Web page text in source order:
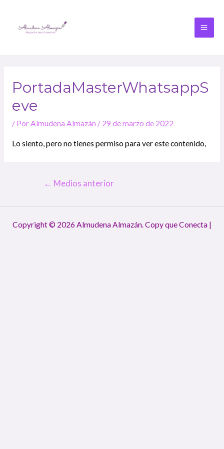
PortadaMasterWhatsappS
Eve
/ Por Almudena Almazán / 29 de marzo de 2022
Lo siento, pero no tienes permiso para ver este contenido,
← Medios anterior
Copyright © 2026 Almudena Almazán. Copy que Conecta |